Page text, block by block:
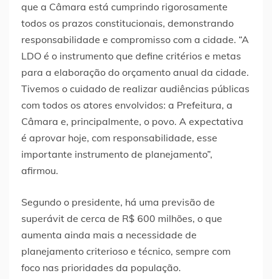
que a Câmara está cumprindo rigorosamente
todos os prazos constitucionais, demonstrando
responsabilidade e compromisso com a cidade. “A
LDO é o instrumento que define critérios e metas
para a elaboração do orçamento anual da cidade.
Tivemos o cuidado de realizar audiências públicas
com todos os atores envolvidos: a Prefeitura, a
Câmara e, principalmente, o povo. A expectativa
é aprovar hoje, com responsabilidade, esse
importante instrumento de planejamento”,
afirmou.
Segundo o presidente, há uma previsão de
superávit de cerca de R$ 600 milhões, o que
aumenta ainda mais a necessidade de
planejamento criterioso e técnico, sempre com
foco nas prioridades da população.